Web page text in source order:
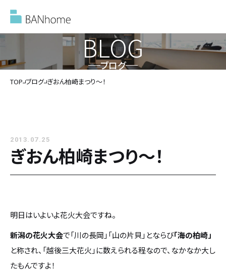
イベント情報
施工事例
バンホームの家づくり
バンホームの家づくり
設計・デザイン
フルオーダー住宅
セミオーダー住宅
BLOG
ブログ
TOP ブログ ぎおん柏崎まつり～！
2013.07.25
ぎおん柏崎まつり～！
明日はいよいよ花火大会ですね。
新潟の花火大会で「川の長岡」「山の片貝」とならび「海の柏崎」
と称され、「越後三大花火」に数えられる程なので、なかなか大し
たもんですよ！